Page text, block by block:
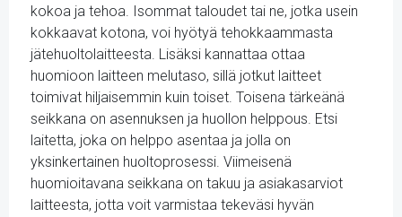
kokoa ja tehoa. Isommat taloudet tai ne, jotka usein
kokkaavat kotona, voi hyötyä tehokkaammasta
jätehuoltolaitteesta. Lisäksi kannattaa ottaa
huomioon laitteen melutaso, sillä jotkut laitteet
toimivat hiljaisemmin kuin toiset. Toisena tärkeänä
seikkana on asennuksen ja huollon helppous. Etsi
laitetta, joka on helppo asentaa ja jolla on
yksinkertainen huoltoprosessi. Viimeisenä
huomioitavana seikkana on takuu ja asiakasarviot
laitteesta, jotta voit varmistaa tekeväsi hyvän